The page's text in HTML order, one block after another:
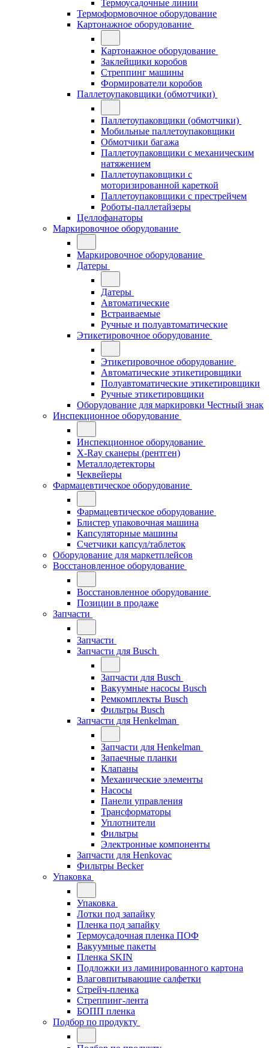
Термоусадочные линии
Термоформовочное оборудование
Картонажное оборудование
Картонажное оборудование
Заклейщики коробов
Стреппинг машины
Формирователи коробов
Паллетоупаковщики (обмотчики)
Паллетоупаковщики (обмотчики)
Мобильные паллетоупаковщики
Обмотчики багажа
Паллетоупаковщики с механическим
натяжением
Паллетоупаковщики с
моторизированной кареткой
Паллетоупаковщики с престрейчем
Роботы-паллетайзеры
Целлофанаторы
Маркировочное оборудование
Маркировочное оборудование
Датеры
Датеры
Автоматические
Встраиваемые
Ручные и полуавтоматические
Этикетировочное оборудование
Этикетировочное оборудование
Автоматические этикетировщики
Полуавтоматические этикетировщики
Ручные этикетировщики
Оборудование для маркировки Честный знак
Инспекционное оборудование
Инспекционное оборудование
X-Ray сканеры (рентген)
Металлодетекторы
Чеквейеры
Фармацевтическое оборудование
Фармацевтическое оборудование
Блистер упаковочная машина
Капсуляторные машины
Счетчики капсул/таблеток
Оборудование для маркетплейсов
Восстановленное оборудование
Восстановленное оборудование
Позиции в продаже
Запчасти
Запчасти
Запчасти для Busch
Запчасти для Busch
Вакуумные насосы Busch
Ремкомплекты Busch
Фильтры Busch
Запчасти для Henkelman
Запчасти для Henkelman
Запаечные планки
Клапаны
Механические элементы
Насосы
Панели управления
Трансформаторы
Уплотнители
Фильтры
Электронные компоненты
Запчасти для Henkovac
Фильтры Becker
Упаковка
Упаковка
Лотки под запайку
Пленка под запайку
Термоусадочная пленка ПОФ
Вакуумные пакеты
Пленка SKIN
Подложки из ламинированного картона
Влаговпитывающие салфетки
Стрейч-пленка
Стреппинг-лента
БОПП пленка
Подбор по продукту